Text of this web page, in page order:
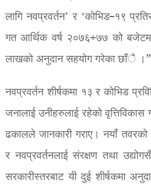
लागि नवप्रवर्तन’ र ‘कोभिड–१९
गत आर्थिक वर्ष २०७६÷७७ को
लाखको अनुदान सहयोग गरेका छाँै ।”
नवप्रवर्तन शीर्षकमा १३ र कोभिड
जनालाई उनीहरुलाई रहेको वृत्तिविकास
ढकालले जानकारी गराए। नयाँ तवरको
र नवप्रवर्तनलाई संरक्षण तथा
सरकारीस्तरबाट यी दुई शीर्षकमा